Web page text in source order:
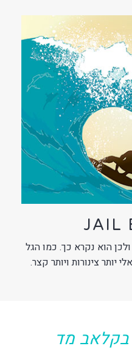
JAIL
הוא נקרא כך. כמו הגל
יותר צינורות ויותר קצר.
מד